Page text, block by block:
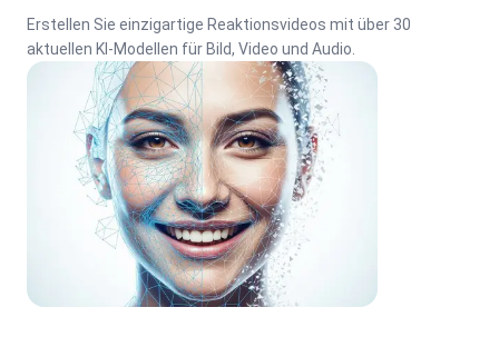
Erstellen Sie einzigartige Reaktionsvideos mit über 30
aktuellen KI-Modellen für Bild, Video und Audio.